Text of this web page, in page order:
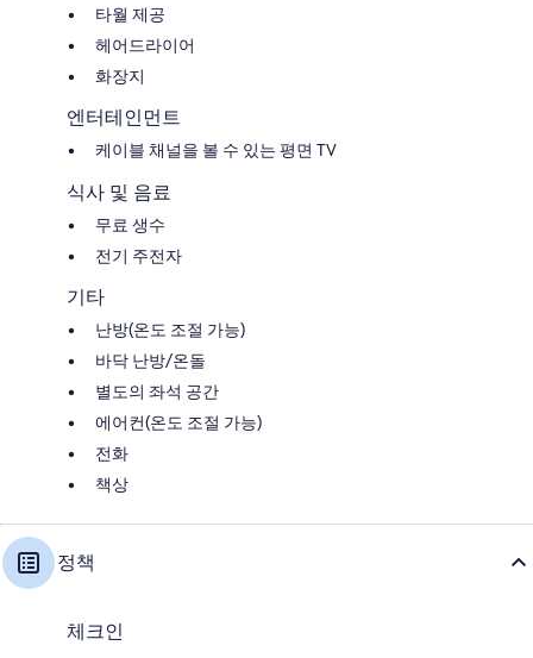
타월 제공
헤어드라이어
화장지
엔터테인먼트
케이블 채널을 볼 수 있는 평면 TV
식사 및 음료
무료 생수
전기 주전자
기타
난방(온도 조절 가능)
바닥 난방/온돌
별도의 좌석 공간
에어컨(온도 조절 가능)
전화
책상
정책
체크인